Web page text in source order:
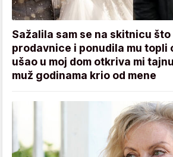
Sažalila sam se na skitnicu
prodavnice i ponudila mu topli
ušao u moj dom otkriva mi
muž godinama krio od mene